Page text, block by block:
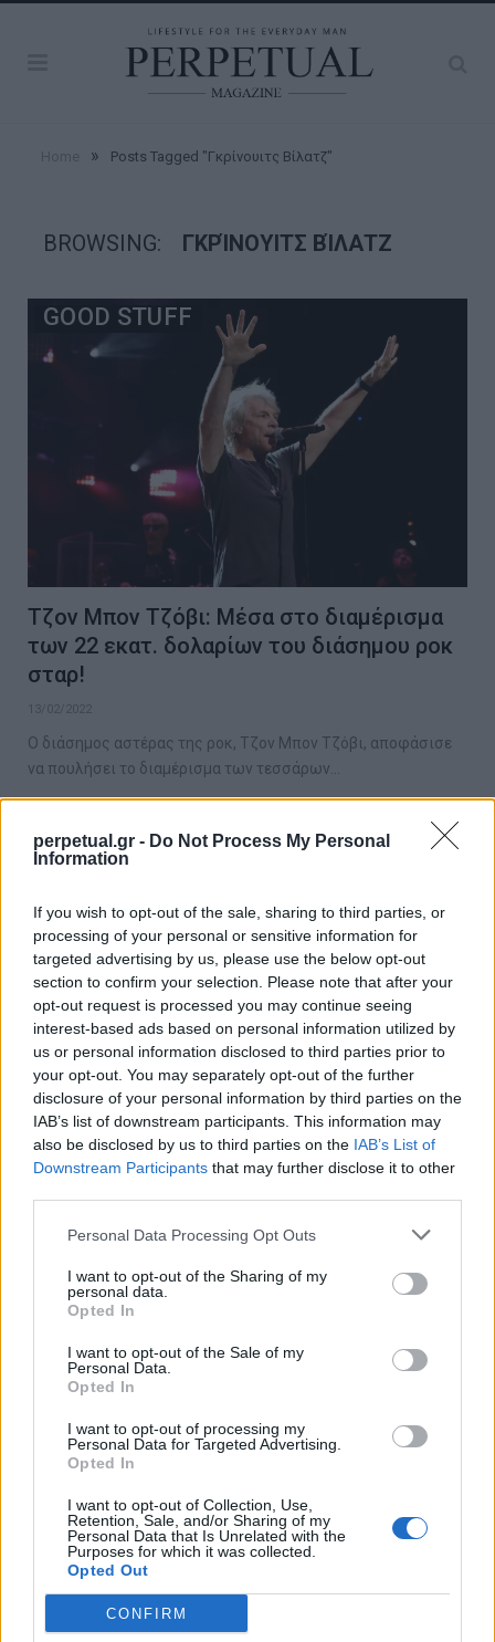
perpetual.gr - Do Not Process My Personal
Information
If you wish to opt-out of the sale, sharing to third parties, or
processing of your personal or sensitive information for
targeted advertising by us, please use the below opt-out
section to confirm your selection. Please note that after your
opt-out request is processed you may continue seeing
interest-based ads based on personal information utilized by
us or personal information disclosed to third parties prior to
your opt-out. You may separately opt-out of the further
disclosure of your personal information by third parties on the
IAB’s list of downstream participants. This information may
also be disclosed by us to third parties on the IAB’s List of
Downstream Participants that may further disclose it to other
Personal Data Processing Opt Outs
I want to opt-out of the Sharing of my
personal data.
Opted In
I want to opt-out of the Sale of my
Personal Data.
Opted In
I want to opt-out of processing my
Personal Data for Targeted Advertising.
Opted In
I want to opt-out of Collection, Use,
Retention, Sale, and/or Sharing of my
Personal Data that Is Unrelated with the
Purposes for which it was collected.
Opted Out
CONFIRM
» Posts Tagged "Γκρίνουιτς Βίλατζ"
BROWSING: ΓΚΡΊΝΟΥΙΤΣ ΒΊΛΑΤΖ
GOOD STUFF
Τζον Μπον Τζόβι: Μέσα στο διαμέρισμα
των 22 εκατ. δολαρίων του διάσημου ροκ
σταρ!
13/02/2022
Ο διάσημος αστέρας της ροκ, Τζον Μπον Τζόβι, αποφάσισε
να πουλήσει το διαμέρισμα των τεσσάρων…
GOOD STUFF
Δείτε το αρχοντικό των 25,6 εκατ.
01/10/2021
για δεύτερη φορά…
GOOD STUFF